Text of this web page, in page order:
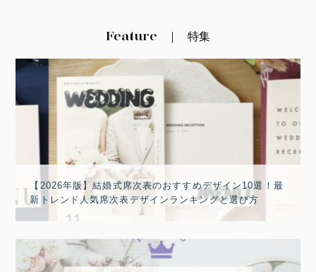
Feature 特集
【2026年版】結婚式席次表のおすすめデザイン10選！最
新トレンド人気席次表デザインランキングと選び方